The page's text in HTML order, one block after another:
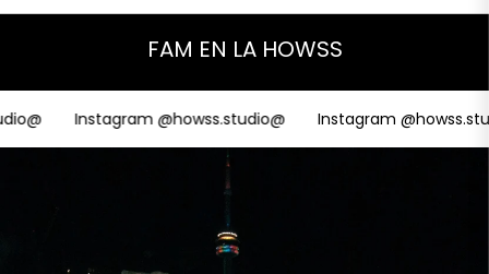
FAM EN LA HOWSS
Instagram @howss.studio@ Instagram